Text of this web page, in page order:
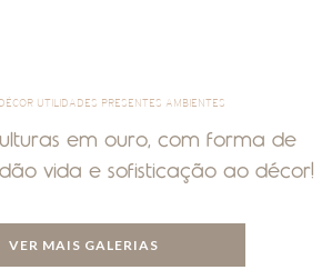
UTILIDADES PRESENTES AMBIENTES
em ouro, com forma de
vida e sofisticação ao décor!
VER MAIS GALERIAS